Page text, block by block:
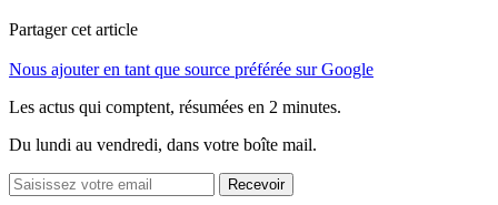
Partager cet article
Nous ajouter en tant que source préférée sur Google
Les actus qui comptent, résumées en 2 minutes.
Du lundi au vendredi, dans votre boîte mail.
Recevoir